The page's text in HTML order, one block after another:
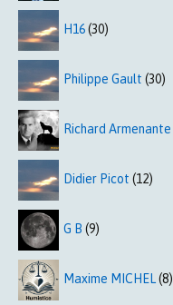
H16(30)
Philippe Gault (30)
Richard Armenante
Didier Picot (12)
G B (9)
Maxime MICHEL(8)